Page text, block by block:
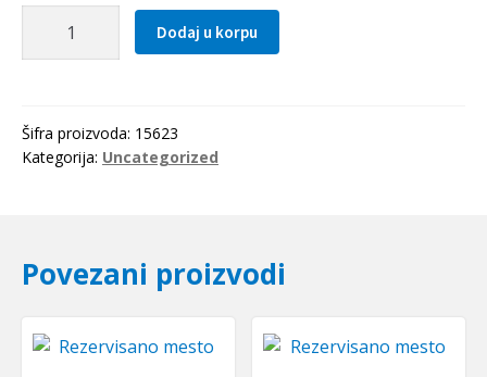
(PAP
1815
Dodaj u korpu
Šifra proizvoda: 15623
Kategorija: Uncategorized
Povezani proizvodi